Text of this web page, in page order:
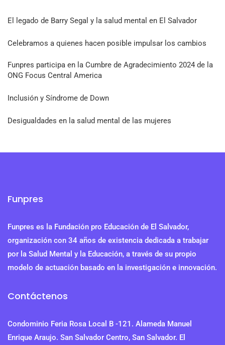
El legado de Barry Segal y la salud mental en El Salvador
Celebramos a quienes hacen posible impulsar los cambios
Funpres participa en la Cumbre de Agradecimiento 2024 de la
ONG Focus Central America
Inclusión y Síndrome de Down
Desigualdades en la salud mental de las mujeres
Funpres
Funpres es la Fundación pro Educación de El Salvador,
organización con 34 años de existencia dedicada a trabajar
por la Salud Mental y la Educación, a través de su propio
modelo de actuación basado en la investigación e innovación.
Contáctenos
Condominio Feria Rosa Local B -121. Alameda Manuel
Enrique Araujo. San Salvador Centro, San Salvador. El